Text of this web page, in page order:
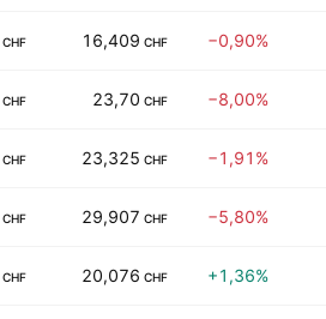
CHF 16,409 CHF −0,90%
CHF 23,70 CHF −8,00%
CHF 23,325 CHF −1,91%
CHF 29,907 CHF −5,80%
CHF 20,076 CHF +1,36%